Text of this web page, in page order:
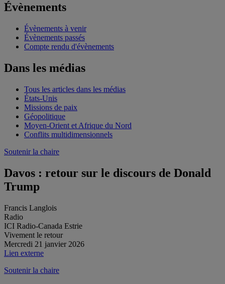
Évènements
Évènements à venir
Évènements passés
Compte rendu d'évènements
Dans les médias
Tous les articles dans les médias
États-Unis
Missions de paix
Géopolitique
Moyen-Orient et Afrique du Nord
Conflits multidimensionnels
Soutenir la chaire
Davos : retour sur le discours de Donald
Trump
Francis Langlois
Radio
ICI Radio-Canada Estrie
Vivement le retour
Mercredi 21 janvier 2026
Lien externe
Soutenir la chaire